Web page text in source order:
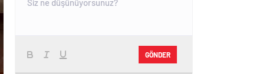
GÖNDER